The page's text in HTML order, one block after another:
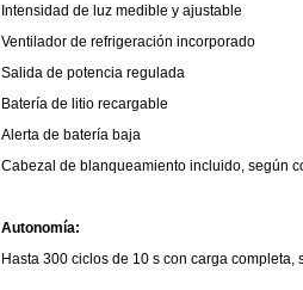
Intensidad de luz medible y ajustable
Ventilador de refrigeración incorporado
Salida de potencia regulada
Batería de litio recargable
Alerta de batería baja
Cabezal de blanqueamiento incluido, según
Autonomía:
Hasta 300 ciclos de 10 s con carga completa,